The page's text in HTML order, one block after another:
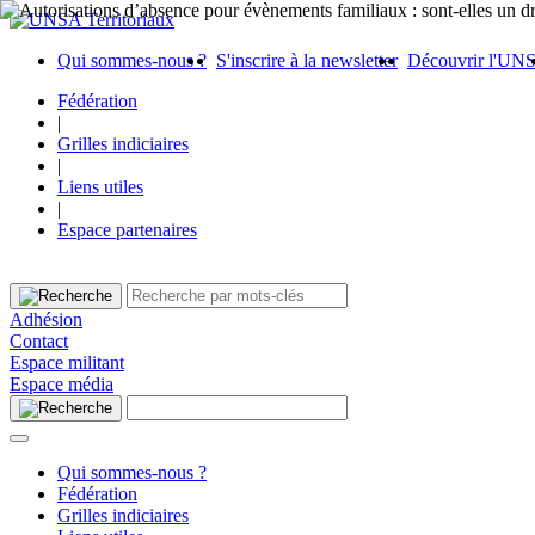
Qui sommes-nous ? S'inscrire à la newsletter Découvrir
Fédération
|
Grilles indiciaires
|
Liens utiles
|
Espace partenaires
Adhésion
Contact
Espace militant
Espace média
Qui sommes-nous ?
Fédération
Grilles indiciaires